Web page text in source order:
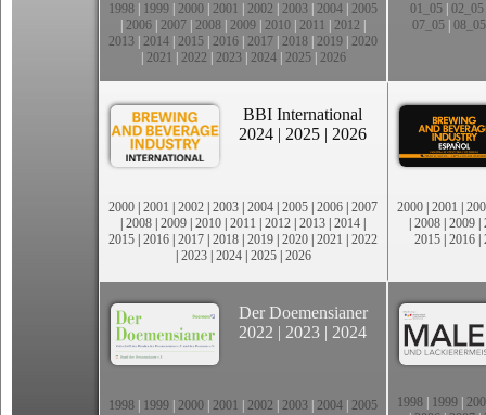
1998 1999 2000 2001 2002 2003 2004 2005
2006 2007 2008 2009 2010 2011 2012
2013 2014 2015 2016 2017 2018 2019 2020
2021 2022 2023| 2024| 2025| 2026
01_05| 02_05
07_05 08_05
BBI International
2024 | 2025 | 2026
2000 | 2001 | 2002 | 2003 | 2004 | 2005 | 2006 | 2007
| 2008 | 2009 | 2010 | 2011 | 2012 | 2013 | 2014 |
2015 | 2016 | 2017 | 2018 | 2019 | 2020 | 2021 | 2022
| 2023| 2024| 2025| 2026
2000 | 2001 |
| 2008 | 2009 |
2015 | 2016 |
Der Doemensianer
2022 | 2023 | 2024
1998 1999 2000 2001 2002 2003 2004 2005
1998 1999